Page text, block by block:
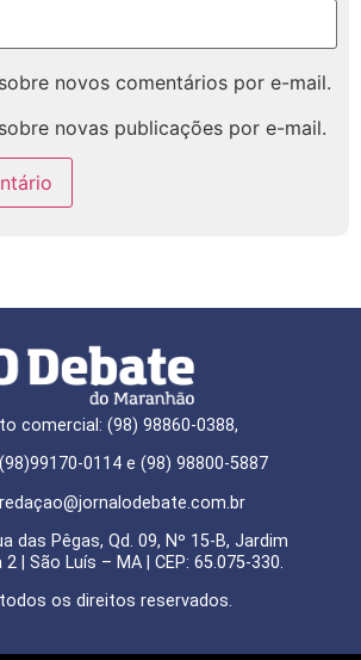
novos comentários por e-mail.
novas publicações por e-mail.
comercial: (98) 98860-0388,
0114 e (98) 98800-5887
das Pêgas, Qd. 09, Nº 15-B, Jardim
2 | São Luís – MA | CEP: 65.075-330.
os direitos reservados.